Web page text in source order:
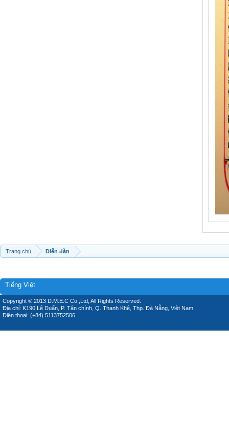
Trang chủ Diễn đàn
Tiếng Việt
Copyright © 2013 D.M.E.C Co.,Ltd, All Rights Reserved.
Địa chỉ: K190 Lê Duẩn, P. Tân chính, Q. Thanh Khê, Thp. Đà Nẵng, Việt Nam.
Điện thoại: (+84) 5113752506